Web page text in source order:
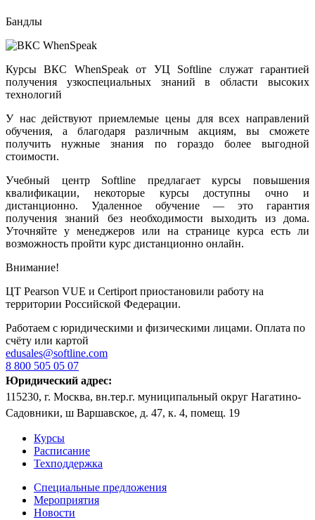
Бандлы
Курсы ВКС WhenSpeak от УЦ Softline служат гарантией
получения узкоспециальных знаний в области высоких
технологий
У нас действуют приемлемые цены для всех направлений
обучения, а благодаря различным акциям, вы сможете
получить нужные знания по гораздо более выгодной
стоимости.
Учебный центр Softline предлагает курсы повышения
квалификации, некоторые курсы доступны очно и
дистанционно. Удаленное обучение — это гарантия
получения знаний без необходимости выходить из дома.
Уточняйте у менеджеров или на странице курса есть ли
возможность пройти курс дистанционно онлайн.
Внимание!
ЦТ Pearson VUE и Certiport приостановили работу на
территории Российской Федерации.
Работаем с юридическими и физическими лицами. Оплата по
счёту или картой
edusales@softline.com
8 800 505 05 07
Юридический адрес:
115230, г. Москва, вн.тер.г. муниципальный округ Нагатино-
Садовники, ш Варшавское, д. 47, к. 4, помещ. 19
Курсы
Расписание
Техподдержка
Специальные предложения
Мероприятия
Новости